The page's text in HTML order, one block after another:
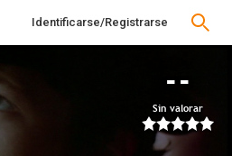
Identificarse/Registrarse
--
Sin valorar